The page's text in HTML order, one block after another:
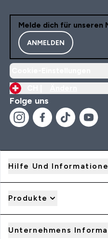
Melde dich für unseren
ANMELDEN
Folge uns
Hilfe Und
Produkte
Unternehmens